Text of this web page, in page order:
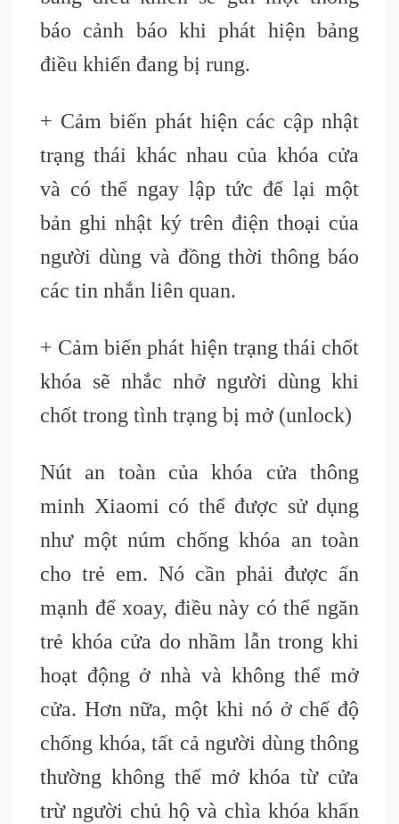
báo cảnh báo khi phát hiện bảng
điều khiển đang bị rung.
+ Cảm biến phát hiện các cập nhật
trạng thái khác nhau của khóa cửa
và có thể ngay lập tức để lại một
bản ghi nhật ký trên điện thoại của
người dùng và đồng thời thông báo
các tin nhắn liên quan.
+ Cảm biến phát hiện trạng thái chốt
khóa sẽ nhắc nhở người dùng khi
chốt trong tình trạng bị mở (unlock)
Nút an toàn của khóa cửa thông
minh Xiaomi có thể được sử dụng
như một núm chống khóa an toàn
cho trẻ em. Nó cần phải được ấn
mạnh để xoay, điều này có thể ngăn
trẻ khóa cửa do nhầm lẫn trong khi
hoạt động ở nhà và không thể mở
cửa. Hơn nữa, một khi nó ở chế độ
chống khóa, tất cả người dùng thông
thường không thể mở khóa từ cửa
trừ người chủ hộ và chìa khóa khẩn